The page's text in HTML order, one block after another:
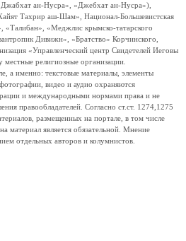
ан-Нусра», «Джебхат ан-Нусра»),
Тахрир аш-Шам», Национал-Большевистская
«Меджлис крымско-татарского
Дивижн», «Братство» Корчинского,
«Управленческий центр Свидетелей Иеговы
религиозные организации.
а именно: текстовые материалы, элементы
видео и аудио охраняются
и международными нормами права и не
правообладателей. Согласно ст.ст. 1274,1275
размещенных на портале, в том числе
материал является обязательной. Мнение
отдельных авторов и колумнистов.